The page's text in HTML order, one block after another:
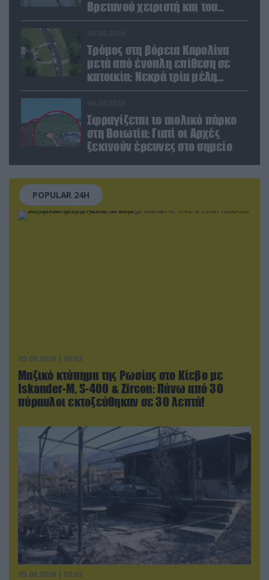
Βρετανού χειριστή και του
Έλληνα πιλότου από το δεύτερο
Τρόμος στη βόρεια Καρολίνα
μετά από ένοπλη επίθεση σε
κατοικία: Νεκρά τρία μέλη
οικογένειας – 4 οι τραυματίες
Σφραγίζεται το αιολικό πάρκο
στη Βοιωτία: Γιατί οι Αρχές
ξεκινούν έρευνες στο σημείο
POPULAR 24H
05.08.2026 | 08:02
Μαζικό κτύπημα της Ρωσίας στο Κίεβο με
Iskander-Μ, S-400 & Zircon: Πάνω από 30
πύραυλοι εκτοξεύθηκαν σε 30 λεπτά!
05.08.2026 | 02:02